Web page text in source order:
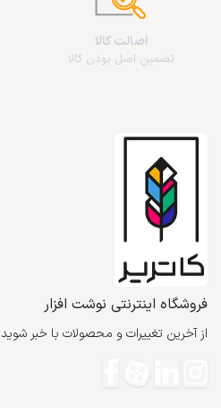
اصالت کالا
تضمین اصل بودن کالا
فروشگاه اینترنتی نوشت افزار
از آخرین تغییرات و محصولات با خبر شوید